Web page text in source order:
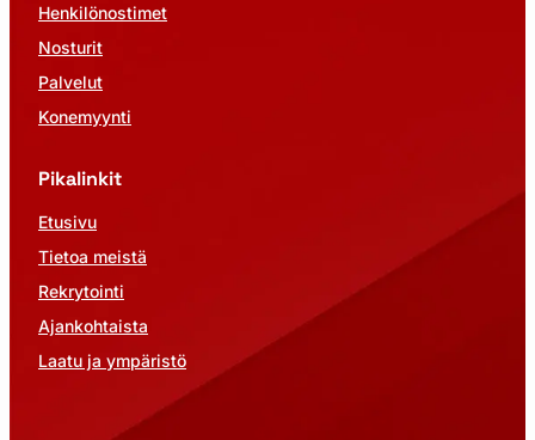
Henkilönostimet
Nosturit
Palvelut
Konemyynti
Pikalinkit
Etusivu
Tietoa meistä
Rekrytointi
Ajankohtaista
Laatu ja ympäristö